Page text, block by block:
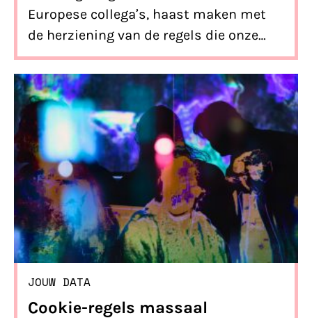
Europese collega’s, haast maken met
de herziening van de regels die onze
online communicatie moeten
beschermen tegen meelezende
bedrijven.
JOUW DATA
Cookie-regels massaal